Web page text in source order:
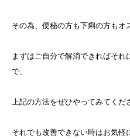
その為、便秘の方も下痢の方もオ
まずはご自分で解消できればそ
で、
上記の方法をぜひやってみてくだ
それでも改善できない時はお気軽